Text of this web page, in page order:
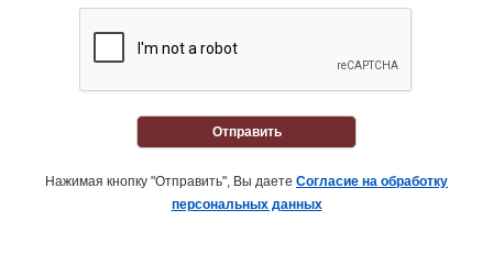
Отправить
Нажимая кнопку "Отправить", Вы даете Согласие на обработку
персональных данных